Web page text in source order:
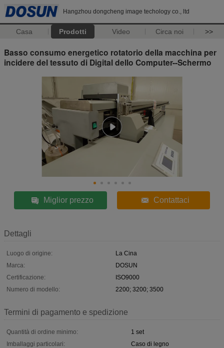
Hangzhou dongcheng image techology co., ltd
Casa Prodotti Video Circa noi >>
Basso consumo energetico rotatorio della macchina per
incidere del tessuto di Digital dello Computer--Schermo
Miglior prezzo Contattaci
Dettagli
Luogo di origine:
La Cina
Marca:
DOSUN
Certificazione:
ISO9000
Numero di modello:
2200; 3200; 3500
Termini di pagamento e spedizione
Quantità di ordine minimo:
1 set
Imballaggi particolari:
Caso di legno